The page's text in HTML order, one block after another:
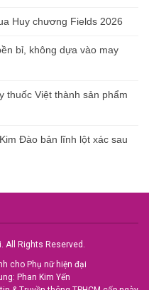
Huy chương Fields 2026
bỉ, không dựa vào may
thuốc Việt thành sản phẩm
Đào bản lĩnh lột xác sau
All Rights Reserved.
cho Phụ nữ hiện đại
Phan Kim Yến